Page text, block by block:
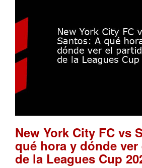
New York City FC vs
qué hora y dónde
de la Leagues Cup